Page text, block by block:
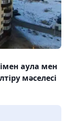
аула мен
мәселесі